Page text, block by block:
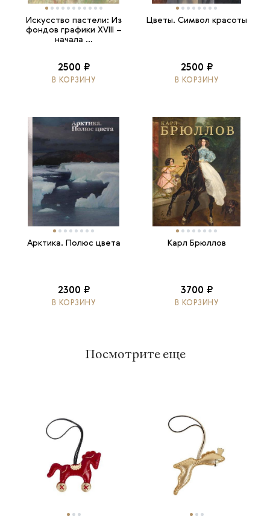
Искусство пастели: Из
фондов графики XVIII –
начала ...
2500 ₽
В КОРЗИНУ
Цветы. Символ красоты
2500 ₽
В КОРЗИНУ
Арктика. Полюс цвета
2300 ₽
В КОРЗИНУ
Карл Брюллов
3700 ₽
В КОРЗИНУ
Посмотрите еще